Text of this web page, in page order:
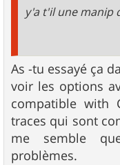
y'a t'il une manip
As -tu essayé ça
voir les options
compatible with
traces qui sont
me semble
problèmes.